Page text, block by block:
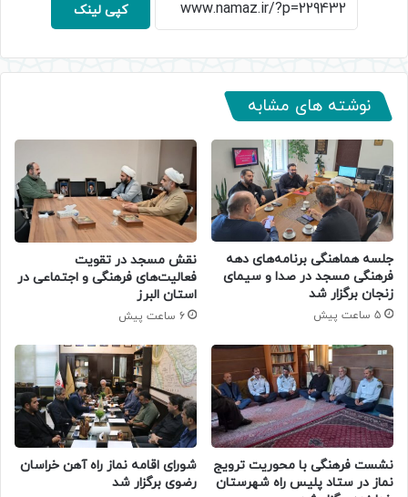
کپی لینک
نوشته های مشابه
جلسه هماهنگی برنامه‌های دهه
فرهنگی مسجد در صدا و سیمای
زنجان برگزار شد
5 ساعت پیش
نقش مسجد در تقویت
فعالیت‌های فرهنگی و اجتماعی در
استان البرز
6 ساعت پیش
نشست فرهنگی با محوریت ترویج
نماز در ستاد پلیس راه شهرستان
شورای اقامه نماز راه آهن خراسان
رضوی برگزار شد